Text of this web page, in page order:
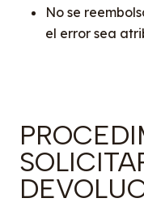
No se
el error sea